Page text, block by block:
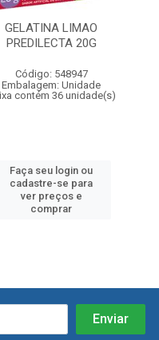
GELATINA LIMAO
PREDILECTA 20G
Código: 548947
Embalagem: Unidade
contém 36 unidade(s)
Faça seu login ou
cadastre-se para
ver preços e
comprar